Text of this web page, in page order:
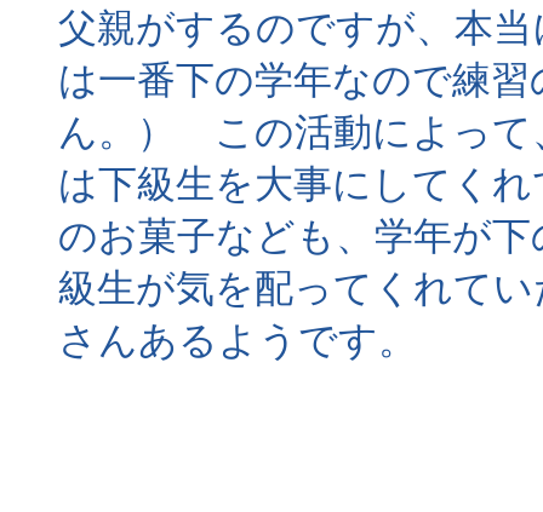
父親がするのですが、本
は一番下の学年なので練
ん。） この活動によって
は下級生を大事にしてく
のお菓子なども、学年が
級生が気を配ってくれて
さんあるようです。